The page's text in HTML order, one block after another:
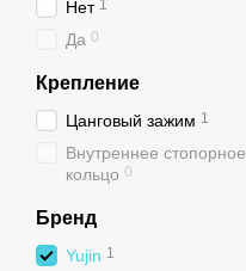
Нет 1
Да 0
Крепление
Цанговый зажим 1
Внутреннее стопорное
кольцо 0
Бренд
Yujin 1